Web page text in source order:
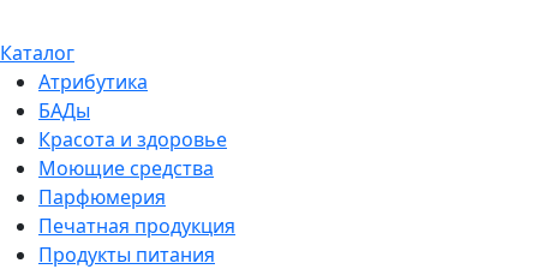
Каталог
Атрибутика
БАДы
Красота и здоровье
Моющие средства
Парфюмерия
Печатная продукция
Продукты питания